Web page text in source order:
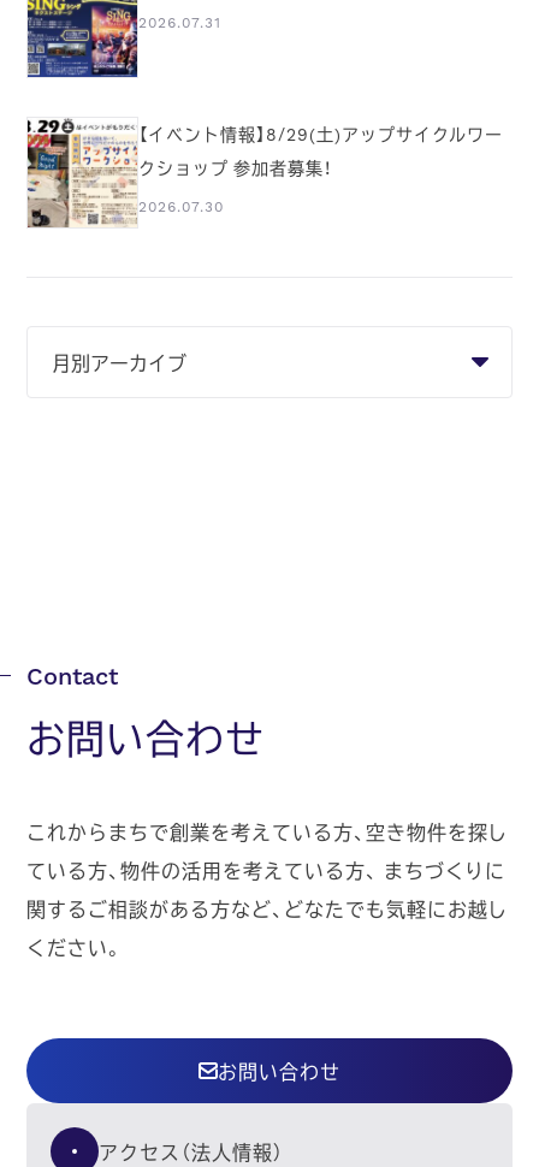
2026.07.31
【イベント情報】8/29(土)アップサイクルワー
クショップ 参加者募集！
2026.07.30
お問い合わせ
これからまちで創業を考えている方、空き物件を探し
ている方、物件の活用を考えている方、 まちづくりに
関するご相談がある方など、どなたでも気軽にお越し
ください。
お問い合わせ
アクセス（法人情報）